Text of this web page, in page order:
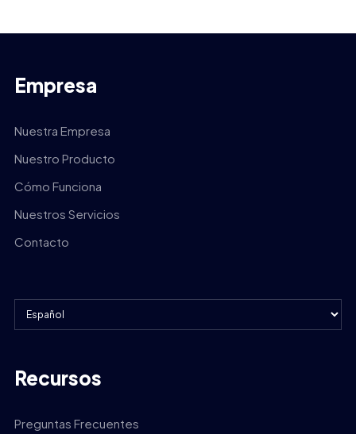
Empresa
Nuestra Empresa
Nuestro Producto
Cómo Funciona
Nuestros Servicios
Contacto
Recursos
Preguntas Frecuentes